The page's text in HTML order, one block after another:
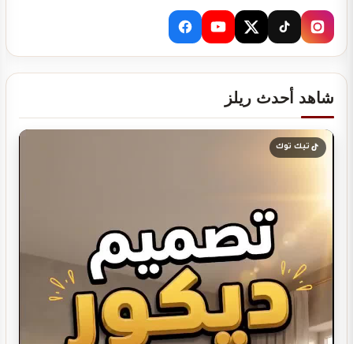
تصميم ديكور صالة بولنج
تصميم ديكور مطعم شاورما
تصميم ديكور ديوانية
شاهد أحدث ريلز
تيك توك